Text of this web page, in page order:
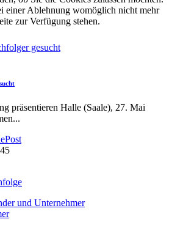
präsentieren Halle (Saale), 27. Mai
...
einer Ablehnung womöglich nicht mehr
zur Verfügung stehen.